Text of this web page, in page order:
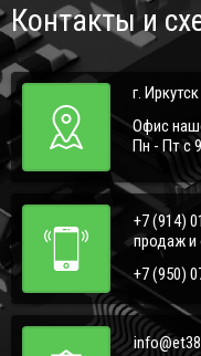
Контакты и
г.
Офис
Пн - Пт с
+7 (914)
продаж и
+7 (950)